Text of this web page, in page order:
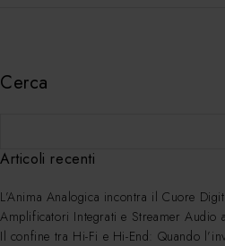
Cerca
Articoli recenti
L’Anima Analogica incontra il Cuore
Amplificatori Integrati e Streamer Audio
Il confine tra Hi-Fi e Hi-End: Quando